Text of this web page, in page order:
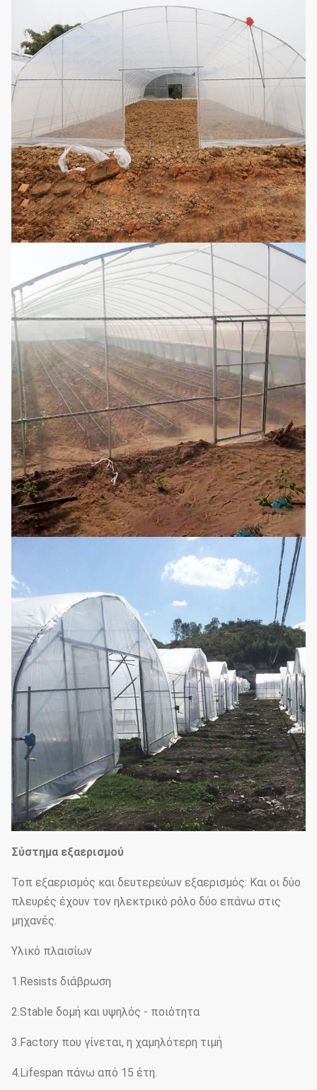
Σύστημα εξαερισμού
Τοπ εξαερισμός και δευτερεύων εξαερισμός: Και οι δύο
πλευρές έχουν τον ηλεκτρικό ρόλο δύο επάνω στις
μηχανές.
Υλικό πλαισίων
1.Resists διάβρωση
2.Stable δομή και υψηλός - ποιότητα
3.Factory που γίνεται, η χαμηλότερη τιμή
4.Lifespan πάνω από 15 έτη.